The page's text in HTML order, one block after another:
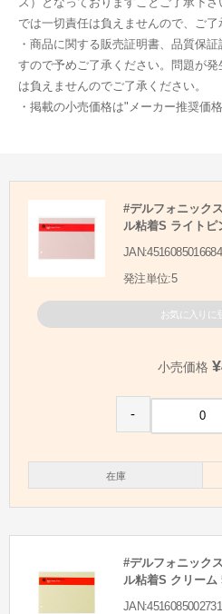
では一切責任は負えませんので、ご了
・商品に関する販売証明書、品質保
すので予めご了承ください。問題が
は負えませんのでご了承ください。
・掲載の小売価格は"メーカー推奨価
#デルフォニック
ル粘着S ライトピ
JAN:4516085016684
発注単位:5
お気に入りに
小売価格
-
在庫
#デルフォニック
ル粘着S クリーム
JAN:4516085002731